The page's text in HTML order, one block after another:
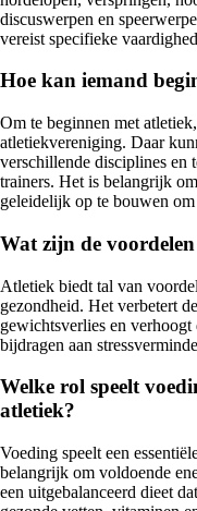
discuswerpen en
vereist specifieke
Hoe kan iemand
Om te beginnen met
atletiekvereniging. Daar
verschillende disciplines en
trainers. Het is belangrijk
geleidelijk op te bouwen
Wat zijn de
Atletiek biedt tal van
gezondheid. Het verbetert
gewichtsverlies en
bijdragen aan
Welke rol speelt
atletiek?
Voeding speelt een
belangrijk om voldoende
een uitgebalanceerd dieet